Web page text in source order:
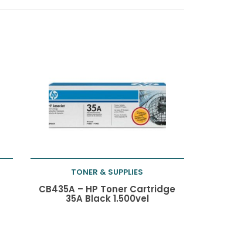
Toevoegen aan
TONER & SUPPLIES
CB435A – HP Toner Cartridge
35A Black 1.500vel